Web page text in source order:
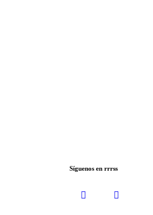
Síguenos en rrrss